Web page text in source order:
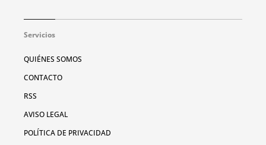
Servicios
QUIÉNES SOMOS
CONTACTO
RSS
AVISO LEGAL
POLÍTICA DE PRIVACIDAD